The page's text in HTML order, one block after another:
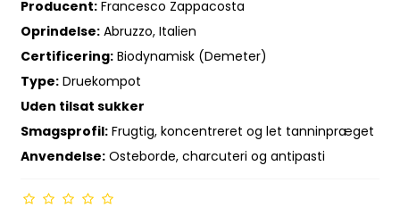
Producent: Francesco Zappacosta
Oprindelse: Abruzzo, Italien
Certificering: Biodynamisk (Demeter)
Type: Druekompot
Uden tilsat sukker
Smagsprofil: Frugtig, koncentreret og let tanninpræget
Anvendelse: Osteborde, charcuteri og antipasti